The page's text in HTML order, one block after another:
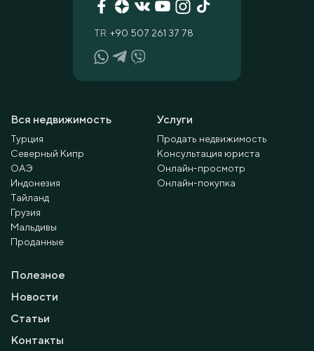
Вся недвижимость
Турция
Северный Кипр
ОАЭ
Индонезия
Тайланд
Грузия
Мальдивы
Проданные
Услуги
Продать недвижимость
Консультация юриста
Онлайн-просмотр
Онлайн-покупка
Полезное
Новости
Статьи
Контакты
TR +90 507 261 37 78